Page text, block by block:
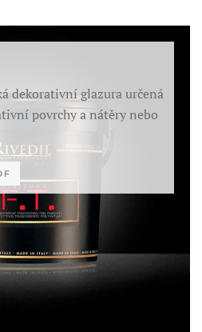
dekorativní glazura určená
povrchy a nátěry nebo